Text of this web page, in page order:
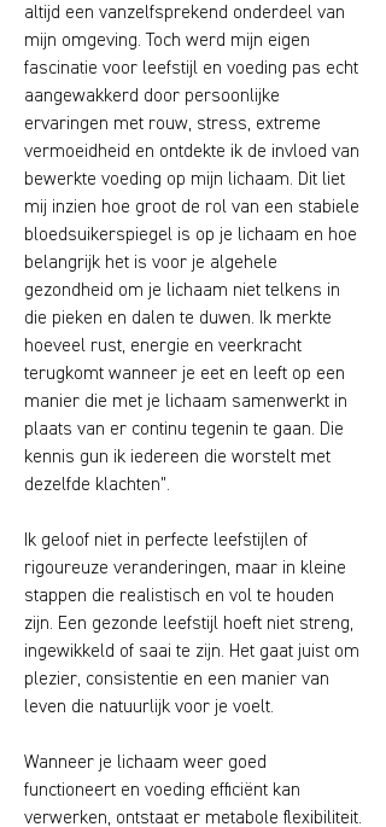
altijd een vanzelfsprekend onderdeel van
mijn omgeving. Toch werd mijn eigen
fascinatie voor leefstijl en voeding pas echt
aangewakkerd door persoonlijke
ervaringen met rouw, stress, extreme
vermoeidheid en ontdekte ik de invloed van
bewerkte voeding op mijn lichaam. Dit liet
mij inzien hoe groot de rol van een stabiele
bloedsuikerspiegel is op je lichaam en hoe
belangrijk het is voor je algehele
gezondheid om je lichaam niet telkens in
die pieken en dalen te duwen. Ik merkte
hoeveel rust, energie en veerkracht
terugkomt wanneer je eet en leeft op een
manier die met je lichaam samenwerkt in
plaats van er continu tegenin te gaan. Die
kennis gun ik iedereen die worstelt met
dezelfde klachten".
Ik geloof niet in perfecte leefstijlen of
rigoureuze veranderingen, maar in kleine
stappen die realistisch en vol te houden
zijn. Een gezonde leefstijl hoeft niet streng,
ingewikkeld of saai te zijn. Het gaat juist om
plezier, consistentie en een manier van
leven die natuurlijk voor je voelt.
Wanneer je lichaam weer goed
functioneert en voeding efficiënt kan
verwerken, ontstaat er metabole flexibiliteit.